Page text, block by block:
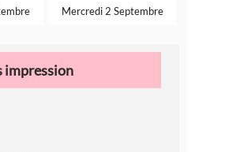
Mercredi 2 Septembre
impression